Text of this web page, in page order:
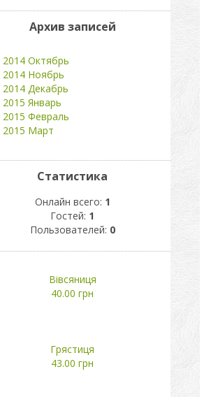
Архив записей
2014 Октябрь
2014 Ноябрь
2014 Декабрь
2015 Январь
2015 Февраль
2015 Март
Статистика
Онлайн всего: 1
Гостей: 1
Пользователей: 0
Вівсяниця
40.00 грн
Грястиця
43.00 грн